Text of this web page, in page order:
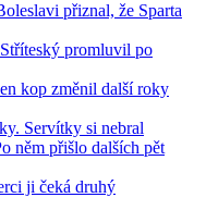
přiznal, že Sparta
promluvil po
kop změnil další roky
Servítky si nebral
něm přišlo dalších pět
ji čeká druhý